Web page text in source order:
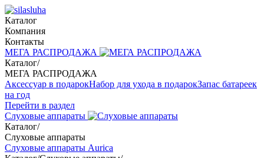
Каталог
Компания
Контакты
МЕГА РАСПРОДАЖА
Каталог/
МЕГА РАСПРОДАЖА
Аксессуар в подарокНабор для ухода в подарокЗапас батареек
на год
Перейти в раздел
Слуховые аппараты
Каталог/
Слуховые аппараты
Слуховые аппараты Aurica